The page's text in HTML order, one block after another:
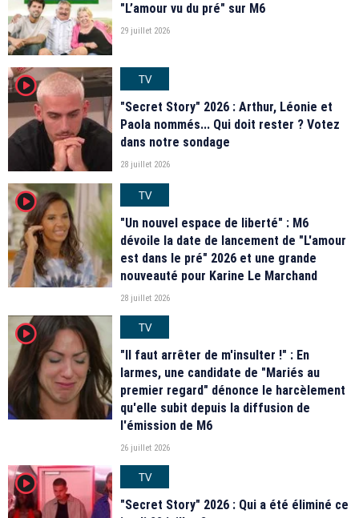
"L’amour vu du pré" sur M6
29 juillet 2026
player2
TV
"Secret Story" 2026 : Arthur, Léonie et
Paola nommés... Qui doit rester ? Votez
dans notre sondage
28 juillet 2026
player2
TV
"Un nouvel espace de liberté" : M6
dévoile la date de lancement de "L'amour
est dans le pré" 2026 et une grande
nouveauté pour Karine Le Marchand
28 juillet 2026
player2
TV
"Il faut arrêter de m'insulter !" : En
larmes, une candidate de "Mariés au
premier regard" dénonce le harcèlement
qu'elle subit depuis la diffusion de
l'émission de M6
26 juillet 2026
player2
TV
"Secret Story" 2026 : Qui a été éliminé ce